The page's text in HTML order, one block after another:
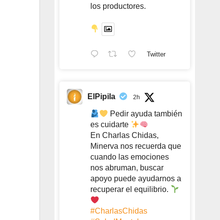
los productores.
Twitter
ElPipila 2h
Pedir ayuda también
es cuidarte
En Charlas Chidas,
Minerva nos recuerda que
cuando las emociones
nos abruman, buscar
apoyo puede ayudarnos a
recuperar el equilibrio.
#CharlasChidas